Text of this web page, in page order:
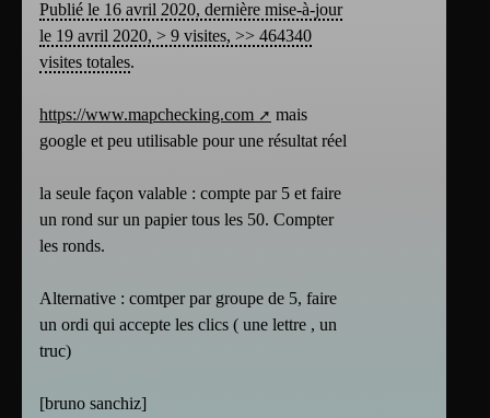
Publié le 16 avril 2020, dernière mise-à-jour
le 19 avril 2020, > 9 visites, >> 464340
visites totales.
https://www.mapchecking.com
mais
google et peu utilisable pour une résultat réel
la seule façon valable : compte par 5 et faire
un rond sur un papier tous les 50. Compter
les ronds.
Alternative : comtper par groupe de 5, faire
un ordi qui accepte les clics ( une lettre , un
truc)
[bruno sanchiz]